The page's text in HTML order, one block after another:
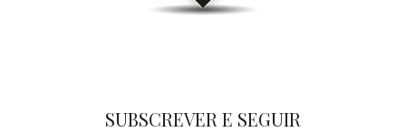
SUBSCREVER E SEGUIR